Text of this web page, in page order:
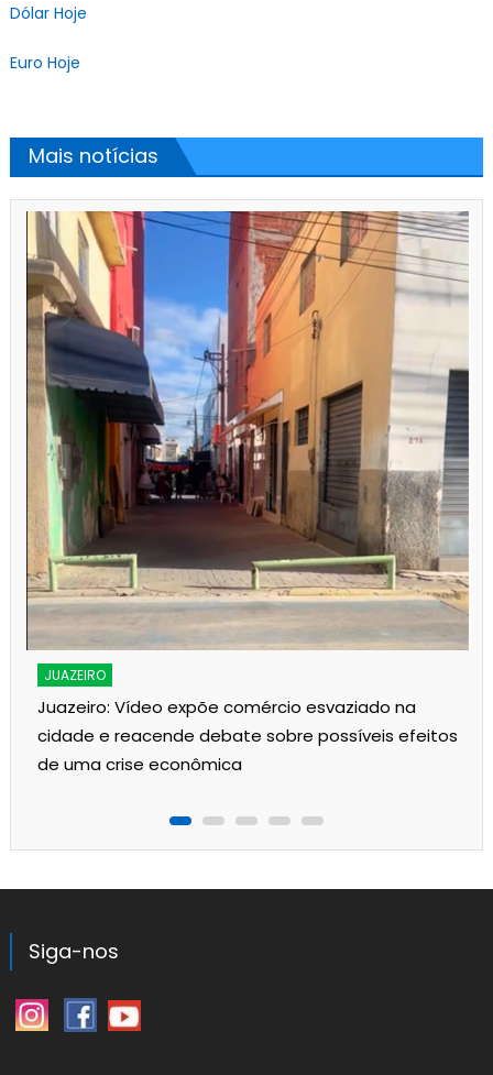
Dólar Hoje
Euro Hoje
Mais notícias
JUAZEIRO
Juazeiro: Vídeo expõe comércio esvaziado na
cidade e reacende debate sobre possíveis efeitos
de uma crise econômica
Siga-nos